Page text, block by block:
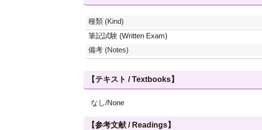
種類 (Kind)
筆記試験 (Written Exam)
備考 (Notes)
【テキスト / Textbooks】
なし/None
【参考文献 / Readings】